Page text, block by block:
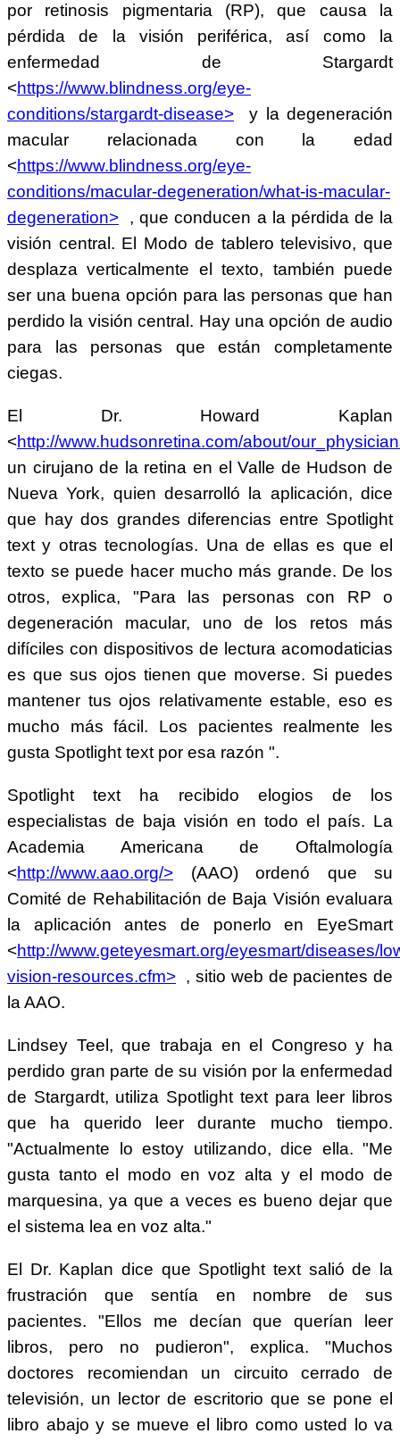
por retinosis pigmentaria (RP), que causa la
pérdida de la visión periférica, así como la
enfermedad de Stargardt
<https://www.blindness.org/eye-
conditions/stargardt-disease> y la degeneración
macular relacionada con la edad
<https://www.blindness.org/eye-
conditions/macular-degeneration/what-is-macular-
degeneration> , que conducen a la pérdida de la
visión central. El Modo de tablero televisivo, que
desplaza verticalmente el texto, también puede
ser una buena opción para las personas que han
perdido la visión central. Hay una opción de audio
para las personas que están completamente
ciegas.
El Dr. Howard Kaplan
<http://www.hudsonretina.com/about/
un cirujano de la retina en el Valle de Hudson de
Nueva York, quien desarrolló la aplicación, dice
que hay dos grandes diferencias entre Spotlight
text y otras tecnologías. Una de ellas es que el
texto se puede hacer mucho más grande. De los
otros, explica, "Para las personas con RP o
degeneración macular, uno de los retos más
difíciles con dispositivos de lectura acomodaticias
es que sus ojos tienen que moverse. Si puedes
mantener tus ojos relativamente estable, eso es
mucho más fácil. Los pacientes realmente les
gusta Spotlight text por esa razón ".
Spotlight text ha recibido elogios de los
especialistas de baja visión en todo el país. La
Academia Americana de Oftalmología
<http://www.aao.org/> (AAO) ordenó que su
Comité de Rehabilitación de Baja Visión evaluara
la aplicación antes de ponerlo en EyeSmart
<http://www.geteyesmart.org/eyesmart/diseases/
vision-resources.cfm> , sitio web de pacientes de
la AAO.
Lindsey Teel, que trabaja en el Congreso y ha
perdido gran parte de su visión por la enfermedad
de Stargardt, utiliza Spotlight text para leer libros
que ha querido leer durante mucho tiempo.
"Actualmente lo estoy utilizando, dice ella. "Me
gusta tanto el modo en voz alta y el modo de
marquesina, ya que a veces es bueno dejar que
el sistema lea en voz alta."
El Dr. Kaplan dice que Spotlight text salió de la
frustración que sentía en nombre de sus
pacientes. "Ellos me decían que querían leer
libros, pero no pudieron", explica. "Muchos
doctores recomiendan un circuito cerrado de
televisión, un lector de escritorio que se pone el
libro abajo y se mueve el libro como usted lo va